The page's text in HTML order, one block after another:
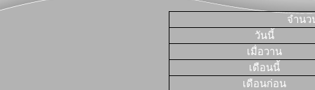
จำนว
วันนี้
เมื่อวาน
เดือนนี้
เดือนก่อน